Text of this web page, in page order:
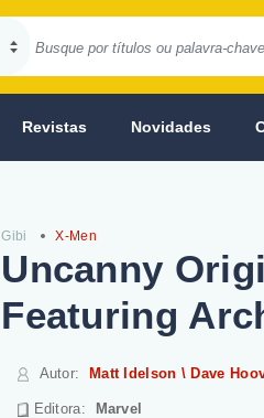
Revistas Novidades
Gibi X-Men
Uncanny
Featuring
Autor: Matt Idelson \ Dave
Editora: Marvel